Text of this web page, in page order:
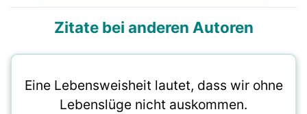
Zitate bei anderen Autoren
Eine Lebensweisheit lautet, dass wir ohne
Lebenslüge nicht auskommen.